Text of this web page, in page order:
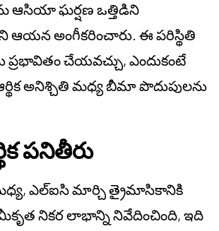
ఆసియా ఘర్షణ ఒత్తిడిని
ఆయన అంగీకరించారు. ఈ పరిస్థితి
ప్రభావితం చేయవచ్చు, ఎందుకంటే
అనిశ్చితి మధ్య బీమా పొదుపులను
పనితీరు
ఎల్‌ఐసి మార్చి త్రైమాసికానికి
నికర లాభాన్ని నివేదించింది, ఇది